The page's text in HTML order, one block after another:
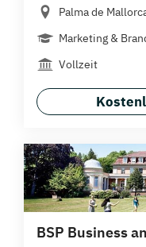
Palma de
Marketing &
Vollzeit
BSP Business